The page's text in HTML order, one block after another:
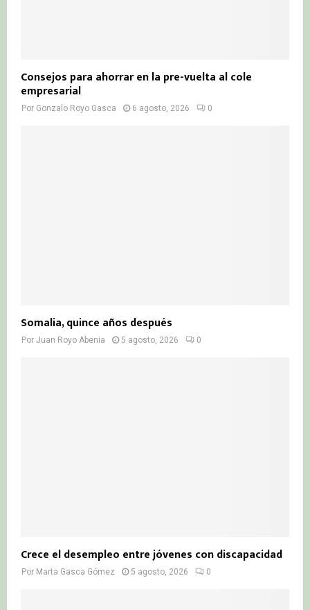
Consejos para ahorrar en la pre-vuelta al cole
empresarial
Por Gonzalo Royo Gasca 6 agosto, 2026 0
Somalia, quince años después
Por Juan Royo Abenia 5 agosto, 2026 0
Crece el desempleo entre jóvenes con discapacidad
Por Marta Gasca Gómez 5 agosto, 2026 0